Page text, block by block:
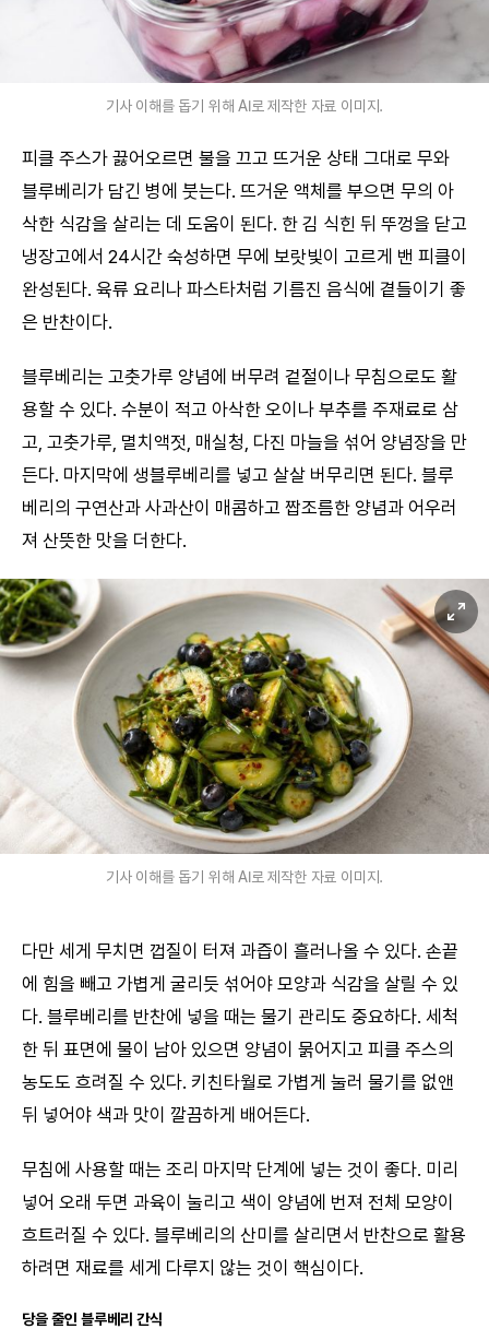
기사 이해를 돕기 위해 AI로 제작한 자료 이미지.
피클 주스가 끓어오르면 불을 끄고 뜨거운 상태 그대로 무와
블루베리가 담긴 병에 붓는다. 뜨거운 액체를 부으면 무의 아
삭한 식감을 살리는 데 도움이 된다. 한 김 식힌 뒤 뚜껑을 닫고
냉장고에서 24시간 숙성하면 무에 보랏빛이 고르게 밴 피클이
완성된다. 육류 요리나 파스타처럼 기름진 음식에 곁들이기 좋
은 반찬이다.
블루베리는 고춧가루 양념에 버무려 겉절이나 무침으로도 활
용할 수 있다. 수분이 적고 아삭한 오이나 부추를 주재료로 삼
고, 고춧가루, 멸치액젓, 매실청, 다진 마늘을 섞어 양념장을 만
든다. 마지막에 생블루베리를 넣고 살살 버무리면 된다. 블루
베리의 구연산과 사과산이 매콤하고 짭조름한 양념과 어우러
져 산뜻한 맛을 더한다.
기사 이해를 돕기 위해 AI로 제작한 자료 이미지.
다만 세게 무치면 껍질이 터져 과즙이 흘러나올 수 있다. 손끝
에 힘을 빼고 가볍게 굴리듯 섞어야 모양과 식감을 살릴 수 있
다. 블루베리를 반찬에 넣을 때는 물기 관리도 중요하다. 세척
한 뒤 표면에 물이 남아 있으면 양념이 묽어지고 피클 주스의
농도도 흐려질 수 있다. 키친타월로 가볍게 눌러 물기를 없앤
뒤 넣어야 색과 맛이 깔끔하게 배어든다.
무침에 사용할 때는 조리 마지막 단계에 넣는 것이 좋다. 미리
넣어 오래 두면 과육이 눌리고 색이 양념에 번져 전체 모양이
흐트러질 수 있다. 블루베리의 산미를 살리면서 반찬으로 활용
하려면 재료를 세게 다루지 않는 것이 핵심이다.
당을 줄인 블루베리 간식